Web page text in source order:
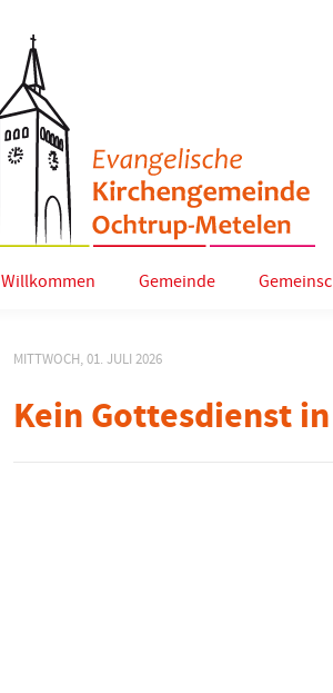
Willkommen Gemeinde
MITTWOCH, 01. JULI 2026
Kein Gottesdienst